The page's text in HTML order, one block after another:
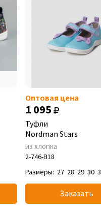
Оптовая цена
1 095
Туфли
Nordman Stars
из хлопка
2-746-B18
Размеры: 27 28 29 30
Заказать